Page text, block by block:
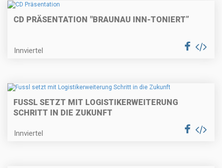
CD PRÄSENTATION "BRAUNAU INN-TONIERT”
Innviertel
FUSSL SETZT MIT LOGISTIKERWEITERUNG
SCHRITT IN DIE ZUKUNFT
Innviertel